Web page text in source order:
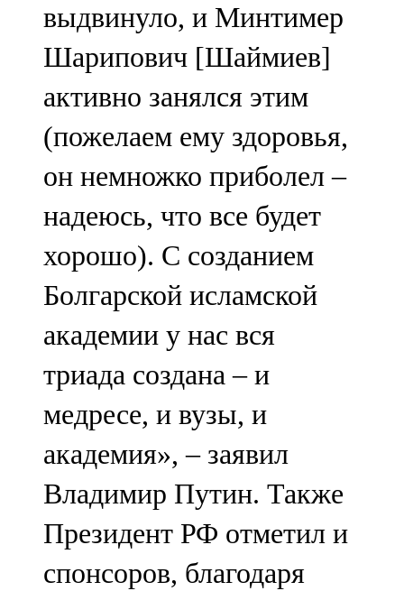
выдвинуло, и Минтимер
Шарипович [Шаймиев]
активно занялся этим
(пожелаем ему здоровья,
он немножко приболел –
надеюсь, что все будет
хорошо). С созданием
Болгарской исламской
академии у нас вся
триада создана – и
медресе, и вузы, и
академия», – заявил
Владимир Путин. Также
Президент РФ отметил и
спонсоров, благодаря